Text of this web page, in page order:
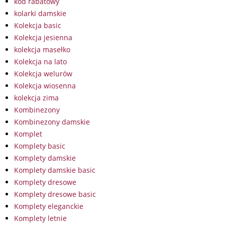
kolarki damskie
Kolekcja basic
Kolekcja jesienna
kolekcja masełko
Kolekcja na lato
Kolekcja welurów
Kolekcja wiosenna
kolekcja zima
Kombinezony
Kombinezony damskie
Komplet
Komplety basic
Komplety damskie
Komplety damskie basic
Komplety dresowe
Komplety dresowe basic
Komplety eleganckie
Komplety letnie